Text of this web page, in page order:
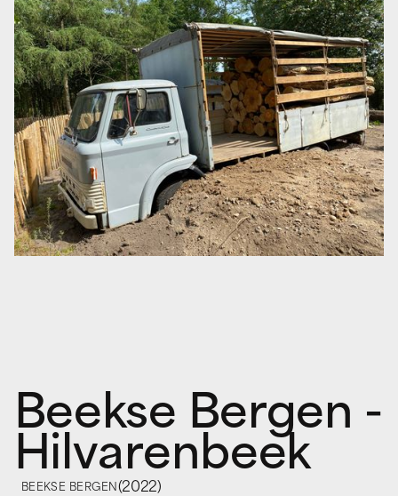
Beekse Bergen -
Hilvarenbeek
BEEKSE BERGEN (2022)